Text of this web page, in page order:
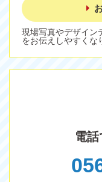
現場写真やデザイン
をお伝えしやすくな
電